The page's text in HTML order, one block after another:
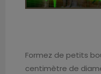
Formez de petits
centimètre de